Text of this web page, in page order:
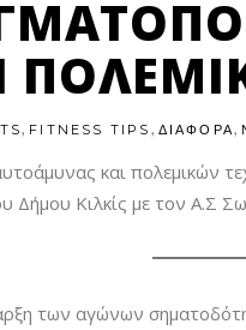
, FITNESS TIPS , ΔΙΑΦΟΡΑ,
και πολεμικών
Κιλκίς με τον Α.Σ
των αγώνων